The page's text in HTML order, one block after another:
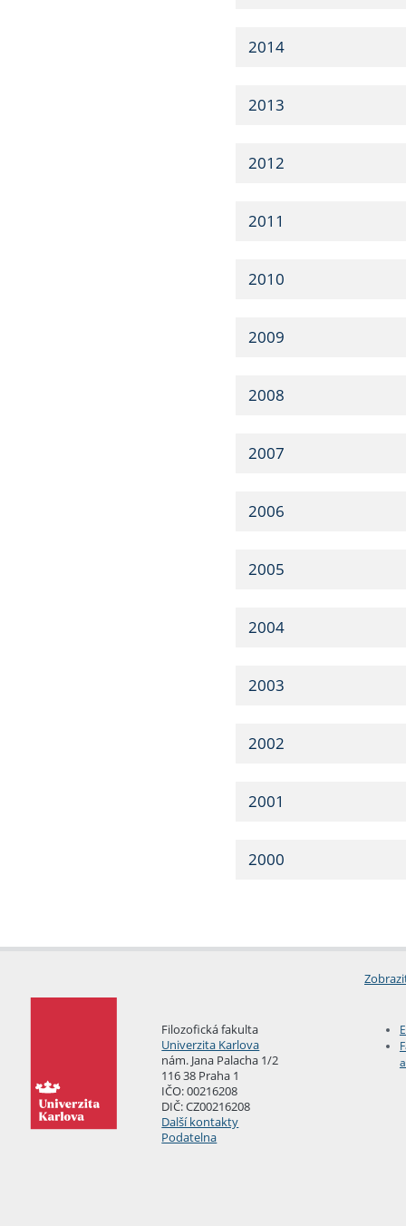
2014
2013
2012
2011
2010
2009
2008
2007
2006
2005
2004
2003
2002
2001
2000
Filozofická fakulta
Univerzita Karlova
nám. Jana Palacha 1/2
116 38 Praha 1
IČO: 00216208
DIČ: CZ00216208
Další kontakty
Podatelna